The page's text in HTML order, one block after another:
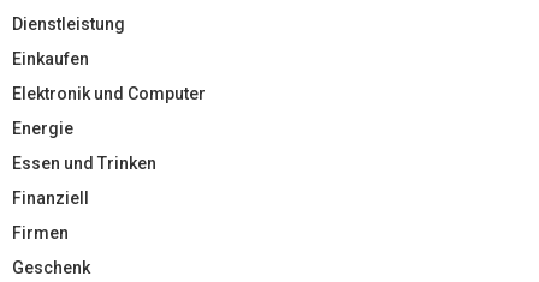
Dienstleistung
Einkaufen
Elektronik und Computer
Energie
Essen und Trinken
Finanziell
Firmen
Geschenk